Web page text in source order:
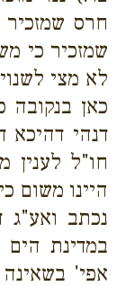
חרס
שמזכיר כי
לא מצי
כאן בנקובה
דנהי דהיכא
חו"ל לענין
היינו משום
נכתב ואע"ג
במדינת
אפי'